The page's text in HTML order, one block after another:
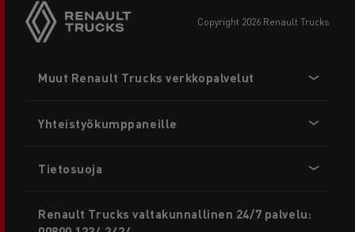
copyright 2026 Renault Trucks
menu
Muut Renault Trucks verkkopalvelut
Yhteistyökumppaneille
Tietosuoja
Renault Trucks valtakunnallinen 24/7 palvelu: